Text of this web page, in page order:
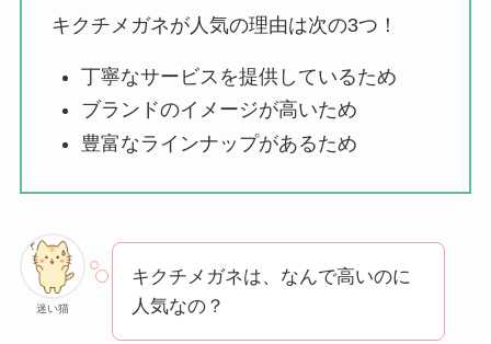
理由は？3つの理由と
口コミ・評判を紹
介！
想夫恋はなぜ高い？
パリはなぜ高い？な
キクチメガネが人気の理由は次の3つ！
丁寧なサービスを提供しているため
ブランドのイメージが高いため
豊富なラインナップがあるため
迷い猫
キクチメガネは、なんで高いのに
人気なの？